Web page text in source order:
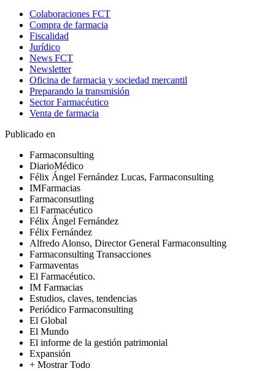
Colaboraciones FCT
Compra de farmacia
Fiscalidad
Jurídico
News FCT
Newsletter
Oficina de farmacia y sociedad mercantil
Preparando la transmisión
Sector Farmacéutico
Venta de farmacia
Publicado en
Farmaconsulting
DiarioMédico
Félix Ángel Fernández Lucas, Farmaconsulting
IMFarmacias
Farmaconsutling
El Farmacéutico
Félix Ángel Fernández
Félix Fernández
Alfredo Alonso, Director General Farmaconsulting
Farmaconsulting Transacciones
Farmaventas
El Farmacéutico.
IM Farmacias
Estudios, claves, tendencias
Periódico Farmaconsulting
El Global
El Mundo
El informe de la gestión patrimonial
Expansión
+ Mostrar Todo